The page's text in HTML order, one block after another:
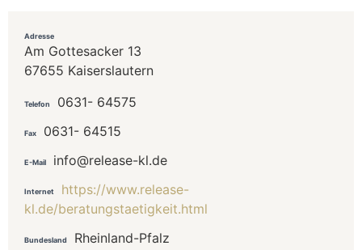
Adresse
Am Gottesacker 13
67655 Kaiserslautern
Telefon 0631- 64575
Fax 0631- 64515
E-Mail info@release-kl.de
Internet
https://www.release-
kl.de/beratungstaetigkeit.html
Bundesland Rheinland-Pfalz